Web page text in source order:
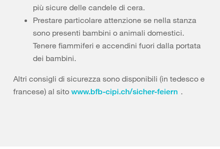
più sicure delle candele di cera.
Prestare particolare attenzione se nella stanza
sono presenti bambini o animali domestici.
Tenere fiammiferi e accendini fuori dalla portata
dei bambini.
Altri consigli di sicurezza sono disponibili (in tedesco e
francese) al sito www.bfb-cipi.ch/sicher-feiern .